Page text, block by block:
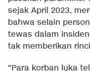
sejak April 2023,
bahwa selain
tewas dalam
tak memberikan
"Para korban luka